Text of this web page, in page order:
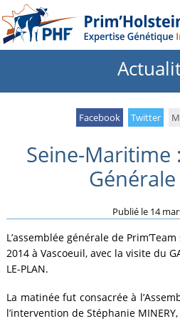
Facebook Twitter
Seine-Maritime
Publié le 14
L’assemblée générale de
2014 à Vascoeuil, avec la visite du
LE-PLAN.
La matinée fut consacrée à
l’intervention de Stéphanie